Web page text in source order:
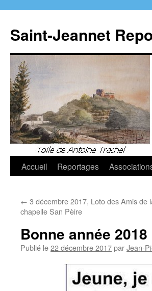
contenu
Saint-Jeannet
Accueil Reportages
← 3 décembre 2017, Loto des Amis de
chapelle San Pèire
Bonne année 2018
Publié le22 décembre 2017parJean-